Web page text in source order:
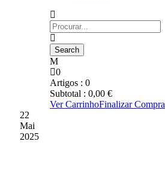
0
Artigos : 0
Subtotal : 0,00 €
Ver CarrinhoFinalizar Compra
22
Mai
2025